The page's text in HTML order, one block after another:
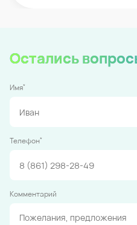
Остались
Имя*
Телефон*
Комментарий